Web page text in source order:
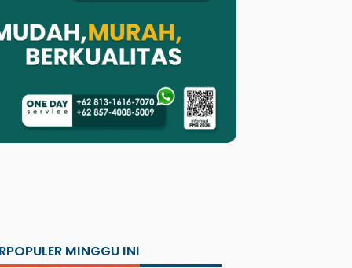
MINGGU INI